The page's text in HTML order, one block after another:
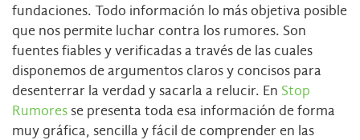
fundaciones. Todo información lo más objetiva posible
que nos permite luchar contra los rumores. Son
fuentes fiables y verificadas a través de las cuales
disponemos de argumentos claros y concisos para
desenterrar la verdad y sacarla a relucir. En Stop
Rumoresse presenta toda esa información de forma
muy gráfica, sencilla y fácil de comprender en las